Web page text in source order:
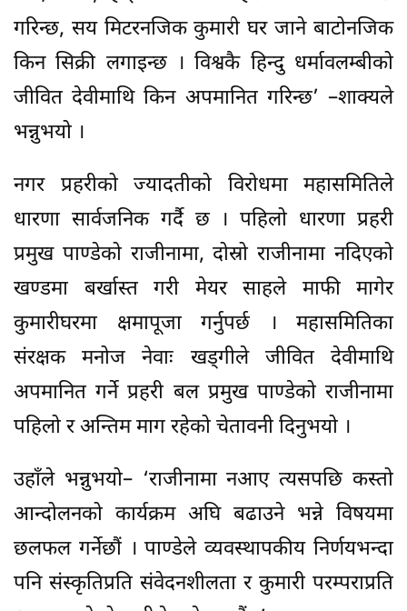
गरिन्छ, सय मिटरनजिक कुमारी घर जाने बाटोनजिक
किन सिक्री लगाइन्छ । विश्वकै हिन्दु धर्मावलम्बीको
जीवित देवीमाथि किन अपमानित गरिन्छ’ –शाक्यले
भन्नुभयो ।
नगर प्रहरीको ज्यादतीको विरोधमा महासमितिले
धारणा सार्वजनिक गर्दै छ । पहिलो धारणा प्रहरी
प्रमुख पाण्डेको राजीनामा, दोस्रो राजीनामा नदिएको
खण्डमा बर्खास्त गरी मेयर साहले माफी मागेर
कुमारीघरमा क्षमापूजा गर्नुपर्छ । महासमितिका
संरक्षक मनोज नेवाः खड्गीले जीवित देवीमाथि
अपमानित गर्ने प्रहरी बल प्रमुख पाण्डेको राजीनामा
पहिलो र अन्तिम माग रहेको चेतावनी दिनुभयो ।
उहाँले भन्नुभयो– ‘राजीनामा नआए त्यसपछि कस्तो
आन्दोलनको कार्यक्रम अघि बढाउने भन्ने विषयमा
छलफल गर्नेछौं । पाण्डेले व्यवस्थापकीय निर्णयभन्दा
पनि संस्कृतिप्रति संवेदनशीलता र कुमारी परम्पराप्रति